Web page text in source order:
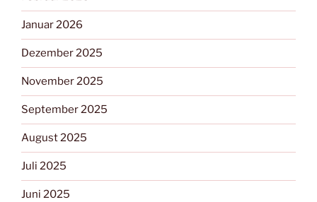
Januar 2026
Dezember 2025
November 2025
September 2025
August 2025
Juli 2025
Juni 2025